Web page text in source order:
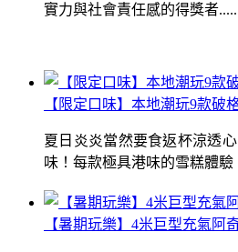
【限定口味】本地潮玩9款破
夏日炎炎當然要食返杯涼透
味！每款極具港味的雪糕體驗
實力與社會責任感的得獎者
【暑期玩樂】4米巨型充氣阿